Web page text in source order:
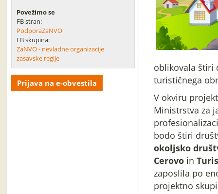
Povežimo se
FB stran:
PodporaZaNVO
FB skupina:
ZaNVO - nevladne organizacije
zasavske regije
Prijava na e-obvestila
oblikovala štiri
turističnega
V okviru
Ministrstva za
bodo štiri
okoljsko
Cerovo in
zaposlila po
projektno